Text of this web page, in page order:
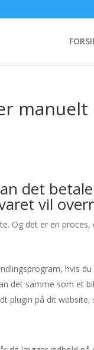
det
vil
Og det er en
hvis
det samme som et
plugin på dit